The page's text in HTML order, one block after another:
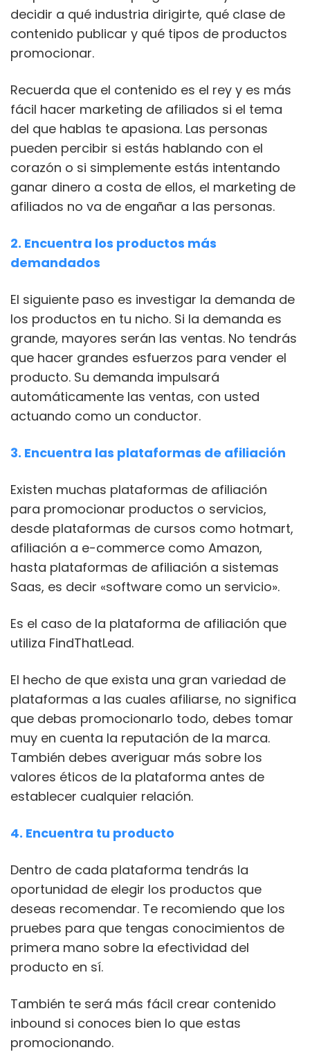
decidir a qué industria dirigirte, qué clase de
contenido publicar y qué tipos de productos
promocionar.
Recuerda que el contenido es el rey y es más
fácil hacer marketing de afiliados si el tema
del que hablas te apasiona. Las personas
pueden percibir si estás hablando con el
corazón o si simplemente estás intentando
ganar dinero a costa de ellos, el marketing de
afiliados no va de engañar a las personas.
2. Encuentra los productos más
demandados
El siguiente paso es investigar la demanda de
los productos en tu nicho. Si la demanda es
grande, mayores serán las ventas. No tendrás
que hacer grandes esfuerzos para vender el
producto. Su demanda impulsará
automáticamente las ventas, con usted
actuando como un conductor.
3. Encuentra las plataformas de afiliación
Existen muchas plataformas de afiliación
para promocionar productos o servicios,
desde plataformas de cursos como hotmart,
afiliación a e-commerce como Amazon,
hasta plataformas de afiliación a sistemas
Saas, es decir «software como un servicio».
Es el caso de la plataforma de afiliación que
utiliza FindThatLead.
El hecho de que exista una gran variedad de
plataformas a las cuales afiliarse, no significa
que debas promocionarlo todo, debes tomar
muy en cuenta la reputación de la marca.
También debes averiguar más sobre los
valores éticos de la plataforma antes de
establecer cualquier relación.
4. Encuentra tu producto
Dentro de cada plataforma tendrás la
oportunidad de elegir los productos que
deseas recomendar. Te recomiendo que los
pruebes para que tengas conocimientos de
primera mano sobre la efectividad del
producto en sí.
También te será más fácil crear contenido
inbound si conoces bien lo que estas
promocionando.